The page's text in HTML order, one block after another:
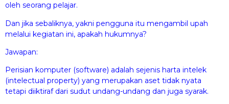
oleh seorang pelajar.
Dan jika sebaliknya, yakni pengguna itu mengambil upah
melalui kegiatan ini, apakah hukumnya?
Jawapan:
Perisian komputer (software) adalah sejenis harta intelek
(intelectual property) yang merupakan aset tidak nyata
tetapi diiktiraf dari sudut undang-undang dan juga syarak.